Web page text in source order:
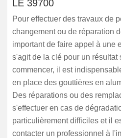
LE 39700
Pour effectuer des travaux de
changement ou de réparation
important de faire appel à une
s'agit de la clé pour un résultat
commencer, il est
en place des gouttières en
Des réparations ou des
s'effectuer en cas de
particulièrement difficiles et il
contacter un professionnel à